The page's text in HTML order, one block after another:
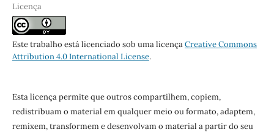
Licença
Este trabalho está licenciado sob uma licençaCreative Commons
Attribution 4.0 International License.
Esta licença permite que outros compartilhem, copiem,
redistribuam o material em qualquer meio ou formato, adaptem,
remixem, transformem e desenvolvam o material a partir do seu